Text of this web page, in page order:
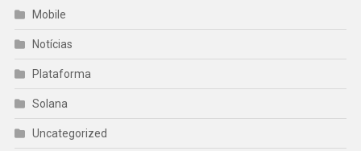
Mobile
Notícias
Plataforma
Solana
Uncategorized